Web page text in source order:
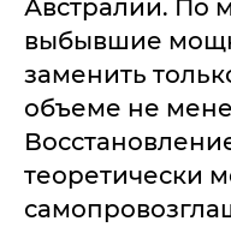
Австралии. По
выбывшие
заменить
объеме не
теоретически